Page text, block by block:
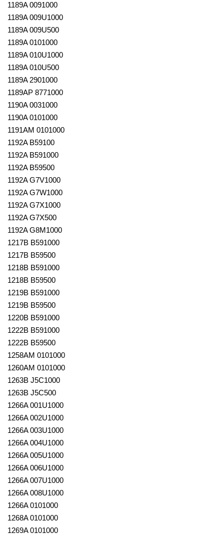
1189A 0091000
1189A 009U1000
1189A 009U500
1189A 0101000
1189A 010U1000
1189A 010U500
1189A 2901000
1189AP 8771000
1190A 0031000
1190A 0101000
1191AM 0101000
1192A B59100
1192A B591000
1192A B59500
1192A G7V1000
1192A G7W1000
1192A G7X1000
1192A G7X500
1192A G8M1000
1217B B591000
1217B B59500
1218B B591000
1218B B59500
1219B B591000
1219B B59500
1220B B591000
1222B B591000
1222B B59500
1258AM 0101000
1260AM 0101000
1263B J5C1000
1263B J5C500
1266A 001U1000
1266A 002U1000
1266A 003U1000
1266A 004U1000
1266A 005U1000
1266A 006U1000
1266A 007U1000
1266A 008U1000
1266A 0101000
1268A 0101000
1269A 0101000